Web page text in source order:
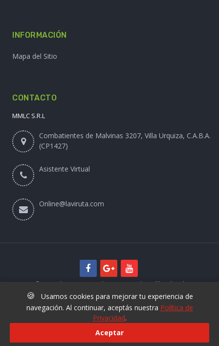
INFORMACIÓN
Mapa del Sitio
CONTACTO
MMLC S.R.L
Combatientes de Malvinas 3207, Villa Urquiza, C.A.B.A.
(CP1427)
Asistente Virtual
Online@laviruta.com
© 2025 laviruta.com | Diseño web SofihaCloud
🍪
Usamos cookies para mejorar tu experiencia de
navegación. Al continuar, aceptás nuestra Política de
Privacidad.
Aceptar